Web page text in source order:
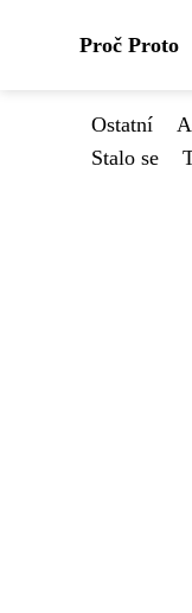
Proč Proto
Ostatní
Stalo se